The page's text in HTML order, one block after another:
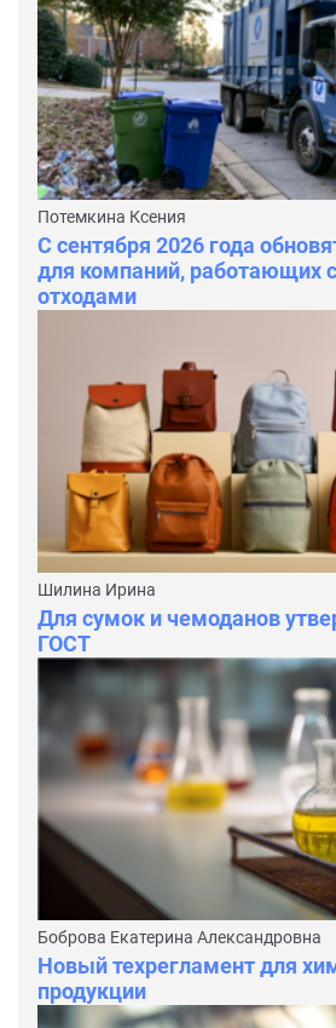
Потемкина Ксения
С сентября 2026 года
для компаний, работающих
отходами
Шилина Ирина
Для сумок и чемоданов
ГОСТ
Боброва Екатерина Александровна
Новый техрегламент для
продукции